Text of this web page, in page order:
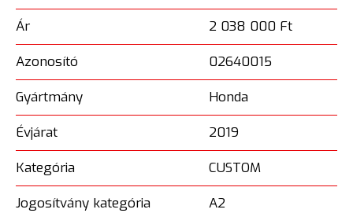
Ár
2 038 000 Ft
Azonosító
02640015
Gyártmány
Honda
Évjárat
2019
Kategória
CUSTOM
Jogosítvány kategória
A2